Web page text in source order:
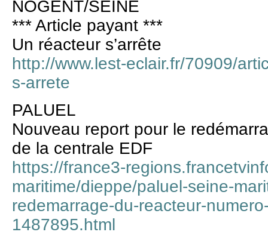
NOGENT/SEINE
*** Article payant ***
Un réacteur s’arrête
http://www.lest-eclair.fr/70909/
s-arrete
PALUEL
Nouveau report pour le
de la centrale EDF
https://france3-
maritime/dieppe/paluel-seine-
redemarrage-du-reacteur-
1487895.html